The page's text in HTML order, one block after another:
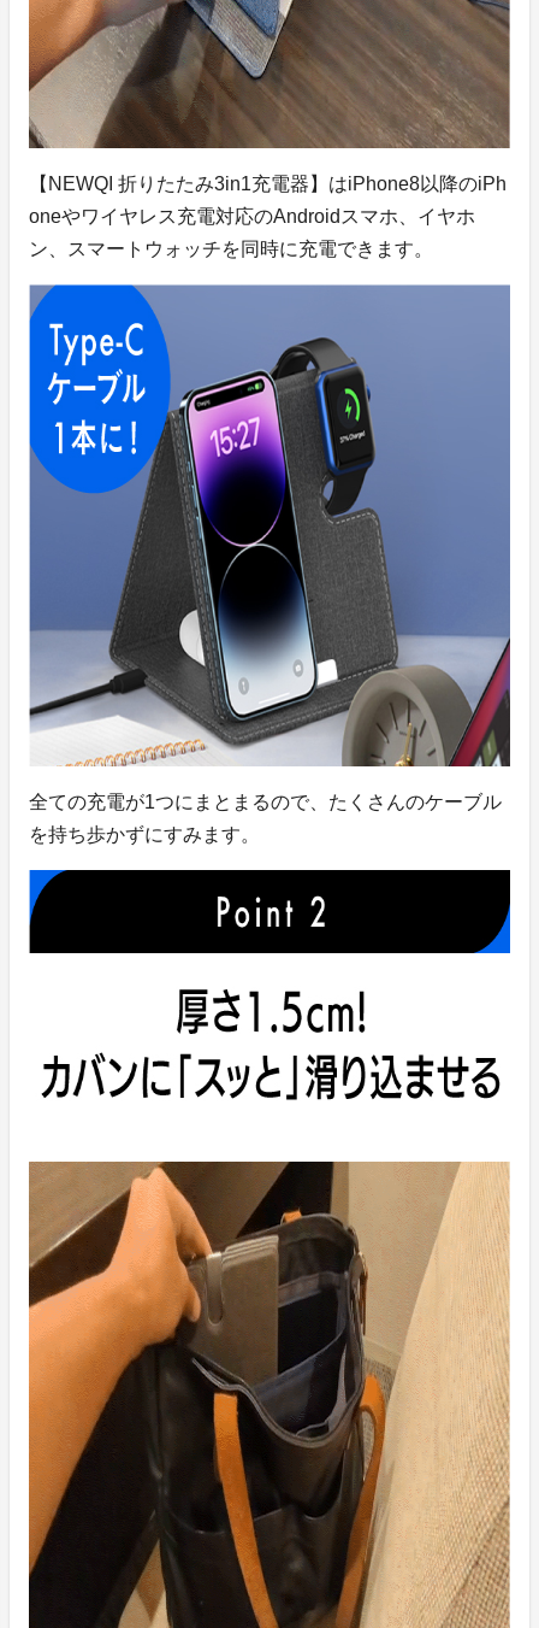
【NEWQI 折りたたみ3in1充電器】はiPhone8以降のiPh
oneやワイヤレス充電対応のAndroidスマホ、イヤホ
ン、スマートウォッチを同時に充電できます。
全ての充電が1つにまとまるので、たくさんのケーブル
を持ち歩かずにすみます。